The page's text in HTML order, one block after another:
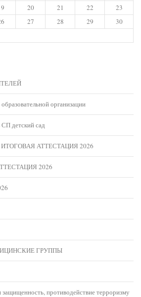
20 21 22
23
27 28 29
30
организации
детский сад
АТТЕСТАЦИЯ 2026
2026
ГРУППЫ
противодействие терроризму